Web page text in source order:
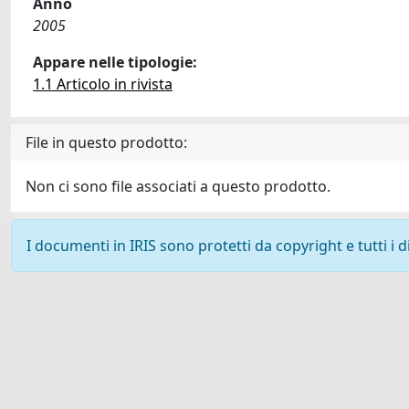
2005
Appare nelle tipologie:
1.1 Articolo in rivista
File in questo prodotto:
Non ci sono file associati a questo prodotto.
I documenti in IRIS sono protetti da copyright e tutti i